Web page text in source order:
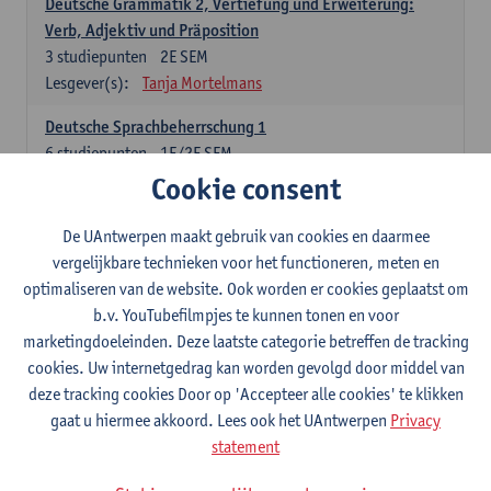
Verb, Adjektiv und Präposition
2E SEM
3 studiepunten
Lesgever(s):
Tanja Mortelmans
Deutsche Sprachbeherrschung 1
1E/2E SEM
6studiepunten
Tanja Mortelmans Alex Haider
Raum
1E/2E SEM
6 studiepunten
Lesgever(s):
Carola Strobl Alex Haider
Engels: verplichte opleidingsonderdelen
Advanced English Grammar for English Language
Professionals
1E/2E SEM
Lesgever(s):
Jim Ureel
Cookie consent
De UAntwerpen maakt gebruik van cookies en daarmee
vergelijkbare technieken voor het functioneren, meten en
optimaliseren van de website. Ook worden er cookies geplaatst om
b.v. YouTubefilmpjes te kunnen tonen en voor
marketingdoeleinden. Deze laatste categorie betreffen de tracking
cookies. Uw internetgedrag kan worden gevolgd door middel van
deze tracking cookies Door op 'Accepteer alle cookies' te klikken
gaat u hiermee akkoord. Lees ook het UAntwerpen Privacy
statement